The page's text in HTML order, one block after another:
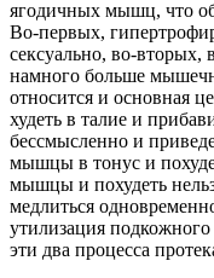
ягодичных мышц, что
Во-первых,
сексуально, во-вторых,
намного боль­ше
относится и основная
ху­деть в та­лие и
бес­смыс­лен­но и
мышцы в тонус и
мыш­цы и похудеть
мед­лить­ся
утилизация
эти два процесса